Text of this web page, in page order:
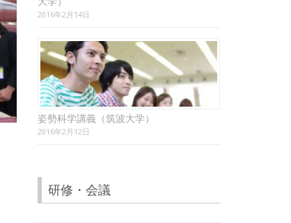
2016年2月14日
姿勢科学講義（筑波大学）
2016年2月12日
研修・会議